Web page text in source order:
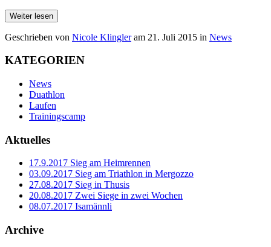
Weiter lesen
Geschrieben von Nicole Klingleram 21. Juli 2015 in News
KATEGORIEN
News
Duathlon
Laufen
Trainingscamp
Aktuelles
17.9.2017 Sieg am Heimrennen
03.09.2017 Sieg am Triathlon in Mergozzo
27.08.2017 Sieg in Thusis
20.08.2017 Zwei Siege in zwei Wochen
08.07.2017 Isamännli
Archive